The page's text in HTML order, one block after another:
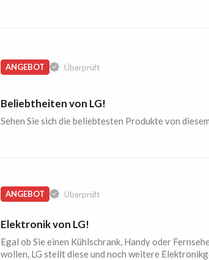
ANGEBOT Überprüft
Beliebtheiten von LG!
Sehen Sie sich die beliebtesten Produkte von
ANGEBOT Überprüft
Elektronik von LG!
Egal ob Sie einen Kühlschrank, Handy oder
wollen, LG stellt diese und noch weitere